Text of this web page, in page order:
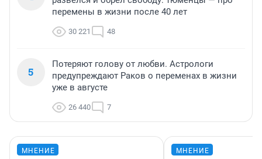
перемены в жизни после 40 лет
30 221 48
5
Потеряют голову от любви. Астрологи
предупреждают Раков о переменах в жизни
уже в августе
26 440 7
МНЕНИЕ МНЕНИЕ